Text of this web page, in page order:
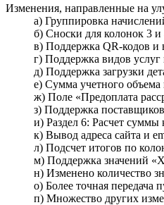
Изменения, направленные на
а) Группировка
б) Сноски для колонок 3 и
в) Поддержка QR-кодов и
г) Поддержка видов услуг
д) Поддержка загрузки
е) Сумма учетного объема
ж) Поле «Предоплата
з) Поддержка
и) Раздел 6: Расчет суммы
к) Вывод адреса сайта и
л) Подсчет итогов по
м) Поддержка значений
н) Изменено количество
о) Более точная передача
п) Множество других